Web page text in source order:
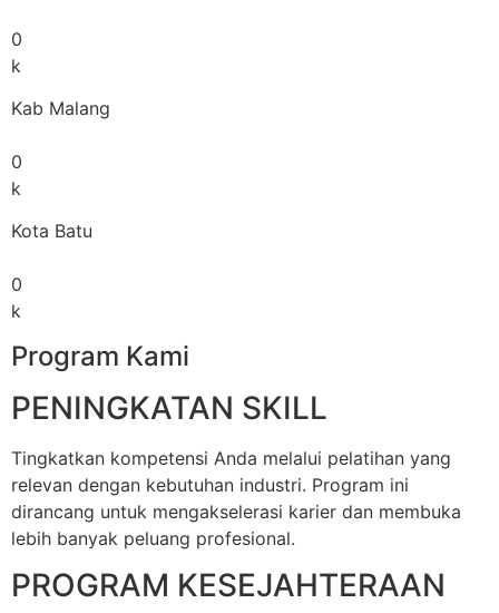
0
k
Kab Malang
0
k
Kota Batu
0
k
Program Kami
PENINGKATAN SKILL
Tingkatkan kompetensi Anda melalui pelatihan yang
relevan dengan kebutuhan industri. Program ini
dirancang untuk mengakselerasi karier dan membuka
lebih banyak peluang profesional.
PROGRAM KESEJAHTERAAN